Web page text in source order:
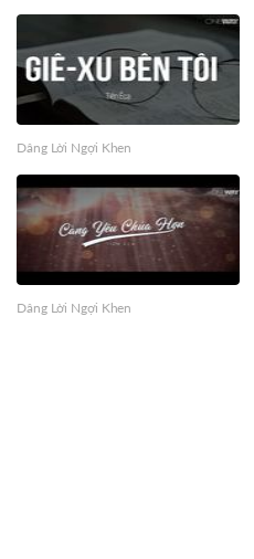
Dâng Lời Ngợi Khen
Dâng Lời Ngợi Khen